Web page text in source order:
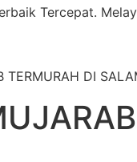
Tercepat.
DI